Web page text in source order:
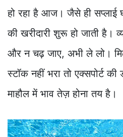
हो रहा है आज। जैसे ही सप्लाई
की खरीदारी शुरू हो जाती है।
और न चढ़ जाए, अभी ले लो।
स्टॉक नहीं भरा तो एक्सपोर्ट की
माहौल में भाव तेज़ होना तय है।